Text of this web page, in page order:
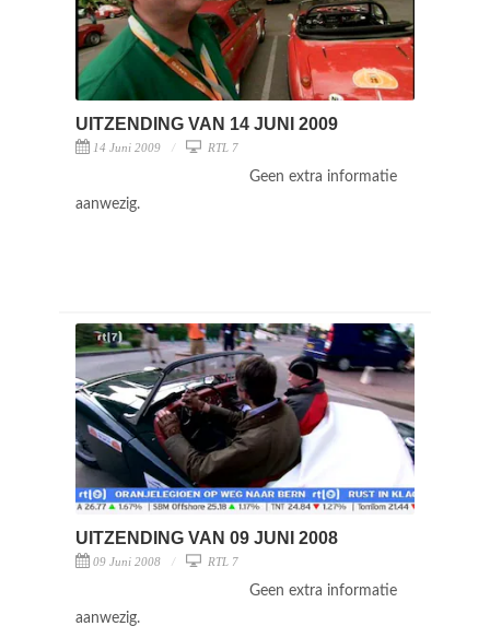
UITZENDING VAN 14 JUNI 2009
14 Juni 2009 RTL 7
Geen extra informatie
aanwezig.
UITZENDING VAN 09 JUNI 2008
09 Juni 2008 RTL 7
Geen extra informatie
aanwezig.